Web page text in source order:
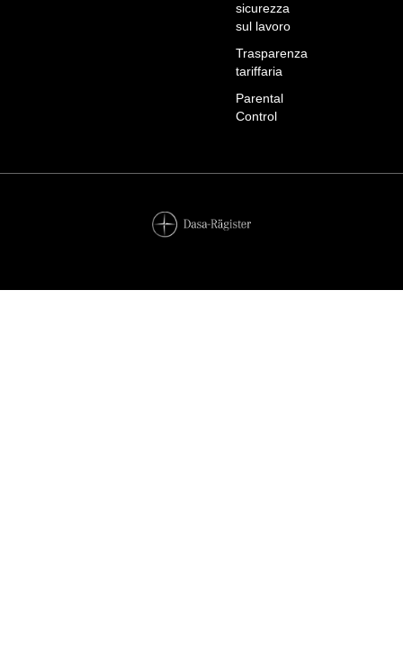
sicurezza
sul lavoro
Trasparenza
tariffaria
Parental
Control